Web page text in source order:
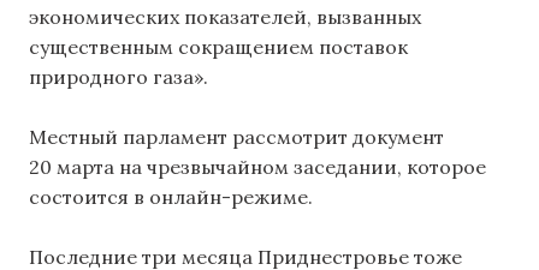
экономических показателей, вызванных
существенным сокращением поставок
природного газа».
Местный парламент рассмотрит документ
20 марта на чрезвычайном заседании, которое
состоится в онлайн-режиме.
Последние три месяца Приднестровье тоже